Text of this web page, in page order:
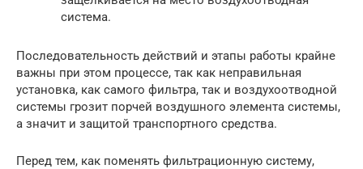
система.
Последовательность действий и этапы работы крайне
важны при этом процессе, так как неправильная
установка, как самого фильтра, так и воздухоотводной
системы грозит порчей воздушного элемента системы,
а значит и защитой транспортного средства.
Перед тем, как поменять фильтрационную систему,